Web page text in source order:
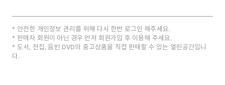
안전한 개인정보 관리를 위해 다시 한번 로그인 해주세요.
판매자 회원이 아닌 경우 먼저 회원가입 후 이용해 주세요.
도서, 전집, 음반 DVD의 중고상품을 직접 판매할 수 있는 열린공간입니
다.